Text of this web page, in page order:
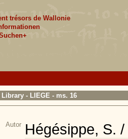
trésors de Wallonie
- LIEGE - ms. 16
Autor Hégésippe, S.